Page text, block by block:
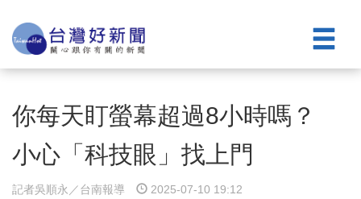
你每天盯螢幕超過8小時嗎？
小心「科技眼」找上門
記者吳順永／台南報導 2025-07-10 19:12